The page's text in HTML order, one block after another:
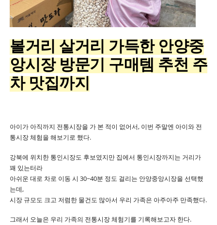
볼거리 살거리 가득한 안양중
앙시장 방문기 구매템 추천 주
차 맛집까지
아이가 아직까지 전통시장을 가 본 적이 없어서, 이번 주말엔 아이와 전
통시장 체험을 해보기로 했다.
강북에 위치한 통인시장도 후보였지만 집에서 통인시장까지는 거리가
꽤 있는터라
아쉬운 대로 차로 이동 시 30~40분 정도 걸리는 안양중앙시장을 선택했
는데,
시장 규모도 크고 저렴한 물건도 많아서 우리 가족은 아주아주 만족했다.
그래서 오늘은 우리 가족의 전통시장 체험기를 기록해보고자 한다.